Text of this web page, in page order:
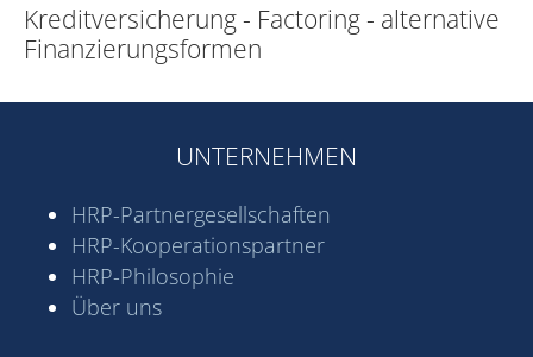
Kreditversicherung - Factoring - alternative
Finanzierungsformen
UNTERNEHMEN
HRP-Partner­gesell­schaften
HRP-Kooperations­partner
HRP-Philosophie
Über uns